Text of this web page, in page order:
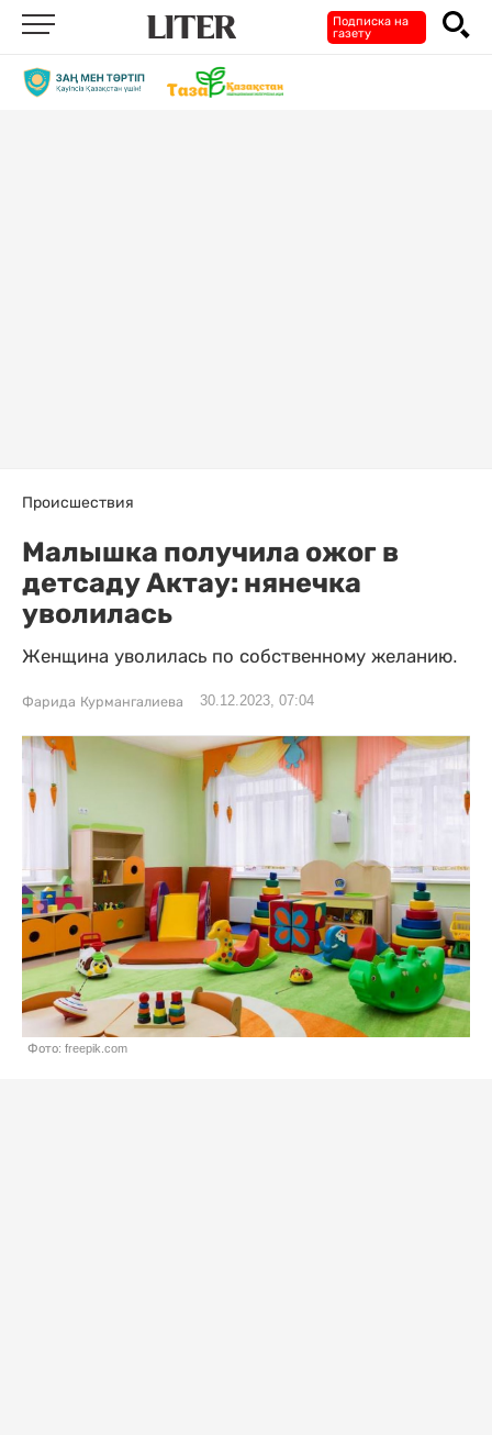
Подписка на
газету
Происшествия
Малышка получила ожог в
детсаду Актау: нянечка
уволилась
Женщина уволилась по собственному желанию.
Фарида Курмангалиева 30.12.2023, 07:04
Фото: freepik.com